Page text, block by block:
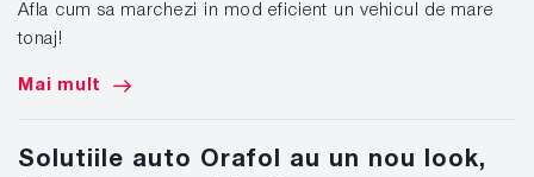
Afla cum sa marchezi in mod eficient un vehicul de mare
tonaj!
Mai mult
Solutiile auto Orafol au un nou look,